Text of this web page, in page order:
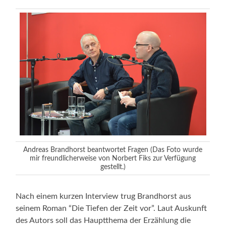
Andreas Brandhorst beantwortet Fragen (Das Foto wurde
mir freundlicherweise von Norbert Fiks zur Verfügung
gestellt.)
Nach einem kurzen Interview trug Brandhorst aus
seinem Roman “Die Tiefen der Zeit vor”. Laut Auskunft
des Autors soll das Hauptthema der Erzählung die